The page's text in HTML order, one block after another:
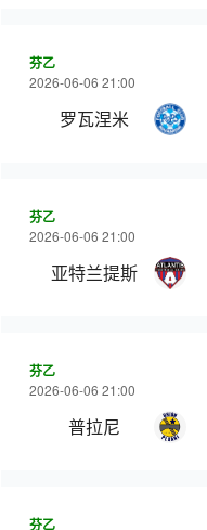
芬乙
2026-06-06 21:00
罗瓦涅米
芬乙
2026-06-06 21:00
亚特兰提斯
芬乙
2026-06-06 21:00
普拉尼
芬乙